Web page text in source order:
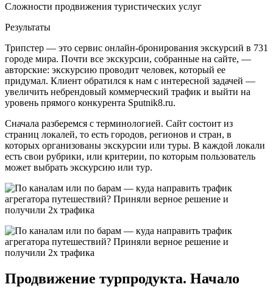
Сложности продвижения туристических услуг
Результаты
Трипстер ― это сервис онлайн-бронирования экскурсий в 731
городе мира. Почти все экскурсии, собранные на сайте, ―
авторские: экскурсию проводит человек, который ее
придумал. Клиент обратился к нам с интересной задачей ―
увеличить небрендовый коммерческий трафик и выйти на
уровень прямого конкурента Sputnik8.ru.
Сначала разберемся с терминологией. Сайт состоит из
страниц локалей, то есть городов, регионов и стран, в
которых организованы экскурсии или туры. В каждой локали
есть свои рубрики, или критерии, по которым пользователь
может выбрать экскурсию или тур.
Продвижение турпродукта. Начало